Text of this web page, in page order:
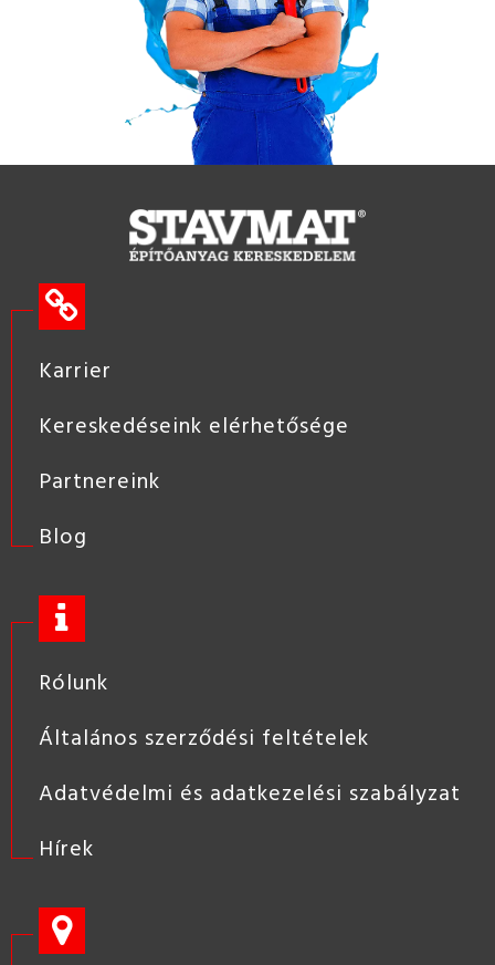
Karrier
Kereskedéseink elérhetősége
Partnereink
Blog
Rólunk
Általános szerződési feltételek
Adatvédelmi és adatkezelési szabályzat
Hírek